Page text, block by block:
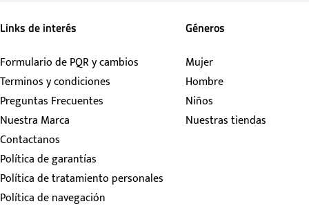
Links de interés
Formulario de PQR y cambios
Terminos y condiciones
Preguntas Frecuentes
Nuestra Marca
Contactanos
Política de garantías
Política de tratamiento personales
Política de navegación
Géneros
Mujer
Hombre
Niños
Nuestras tiendas